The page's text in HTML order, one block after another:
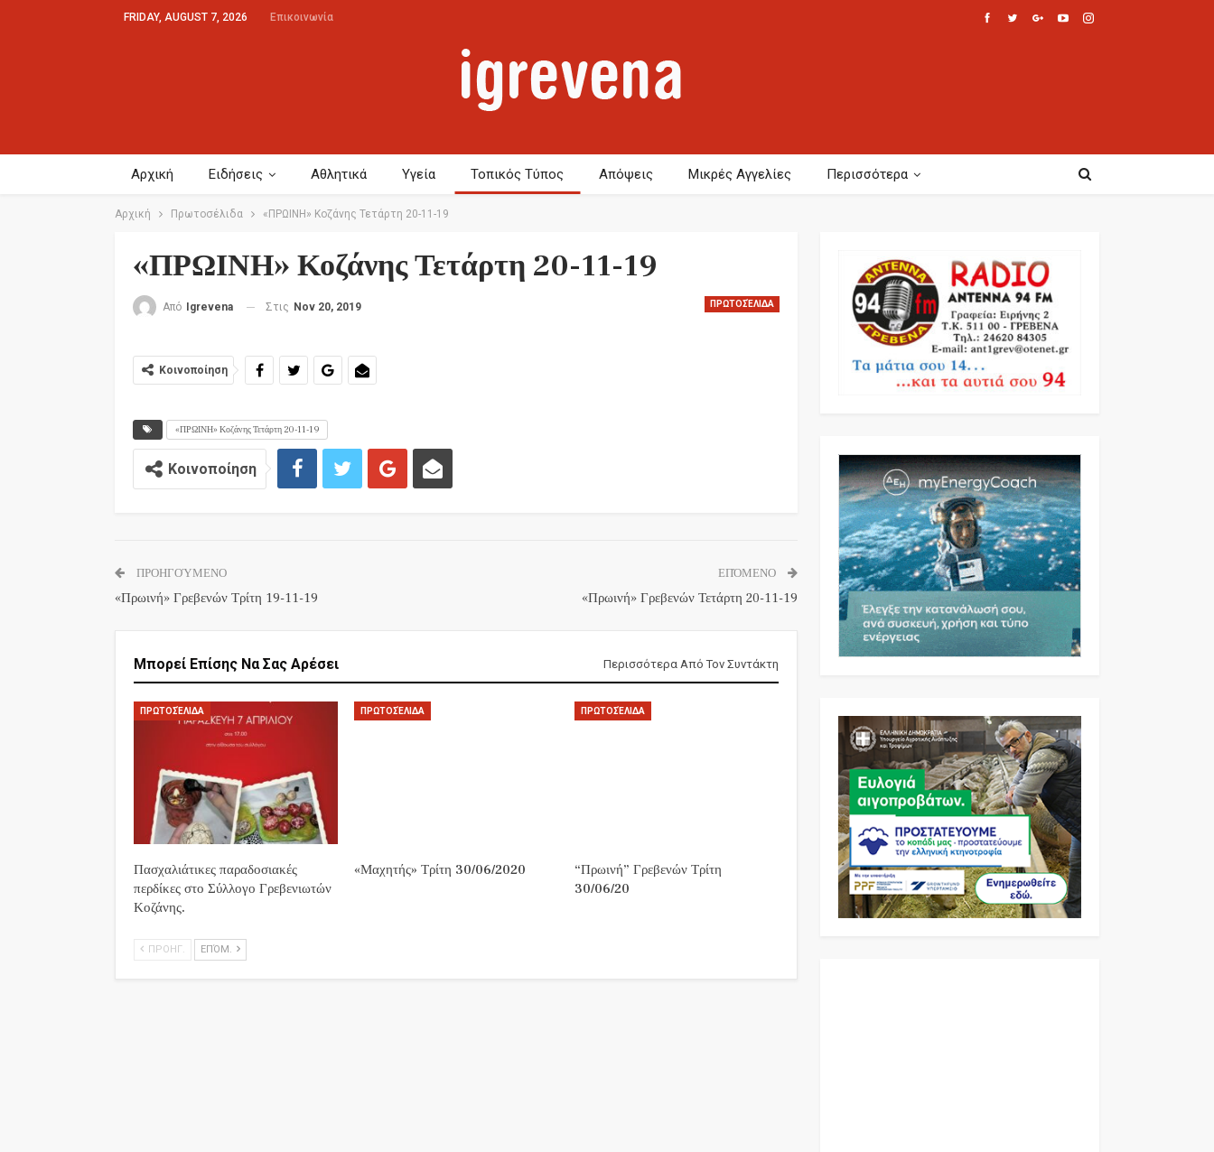
FRIDAY, AUGUST 7, 2026 Επικοινωνία
Αρχική Ειδήσεις Αθλητικά Υγεία Τοπικός Τύπος Απόψεις Μικρές Αγγελίες Περισσότερα
Αρχική Πρωτοσέλιδα «ΠΡΩΙΝΗ» Κοζάνης Τετάρτη 20-11-19
«ΠΡΩΙΝΗ» Κοζάνης Τετάρτη 20-11-19
ΠΡΩΤΟΣΈΛΙΔΑ
Από Igrevena Στις Nov 20, 2019
Κοινοποίηση
«ΠΡΩΙΝΗ» Κοζάνης Τετάρτη 20-11-19
Κοινοποίηση
ΠΡΟΗΓΟΎΜΕΝΟ
«Πρωινή» Γρεβενών Τρίτη 19-11-19
ΕΠΌΜΕΝΟ
«Πρωινή» Γρεβενών Τετάρτη 20-11-19
Μπορεί Επίσης Να Σας Αρέσει Περισσότερα Από Τον Συντάκτη
ΠΡΩΤΟΣΈΛΙΔΑ
Πασχαλιάτικες παραδοσιακές
περδίκες στο Σύλλογο Γρεβενιωτών
Κοζάνης.
ΠΡΩΤΟΣΈΛΙΔΑ
«Μαχητής» Τρίτη 30/06/2020
ΠΡΩΤΟΣΈΛΙΔΑ
“Πρωινή” Γρεβενών Τρίτη
30/06/20
ΠΡΟΗΓ. ΕΠΌΜ.